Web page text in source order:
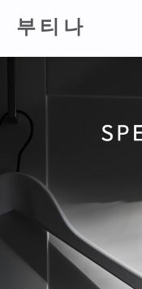
부 티 나